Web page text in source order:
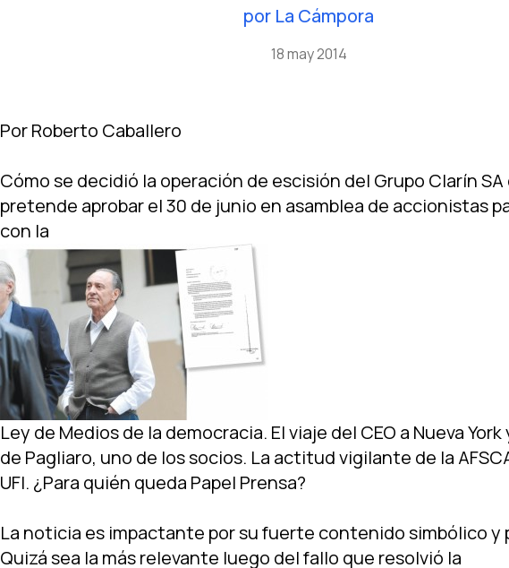
por La Cámpora
18 may 2014
Por Roberto Caballero
Cómo se decidió la operación de escisión del Grupo Clarí­n SA
pretende aprobar el 30 de junio en asamblea de accionistas
con la
Ley de Medios de la democracia. El viaje del CEO a Nueva York y la congoja de Pagliaro, uno de los socios. La actitud vigilante de la AFSCA, la CNV y la UFI. ¿Para quién queda Papel Prensa? La noticia es impactante por su fuerte contenido simbólico y práctico. Quizá sea la más relevante luego del fallo que resolvió la constitucionalidad plena de la Ley de Servicios de Comunicación Audiovisual (LSCA). "Magnetto y Herrera de Noble se van de Clarí­n para adecuarse a la Ley de Medios", tituló Tiempo Argentino. "El Grupo Clarí­n presentó su propuesta de nuevos accionistas", dijo Clarí­n. "El Grupo Clarí­n quedó dividido en dos partes con socios diferentes", publicó La Nación; y Página/12 decidió titular: "Los nombres de la división de Clarí­n". En sí­ntesis, con su informe a la Comisión Nacional de Valores (CNV) presentado el miércoles 14 de mayo y su notificación a la AFSCA dos dí­as más tarde, los accionistas del Grupo Clarí­n S.A., cotizante en las bolsas de Buenos Aires y Londres, iniciaron formalmente el proceso comercial y legal para subdividirse y desprenderse de todos sus excesos frente a la ley que combatieron ferozmente durante cinco años. La concentración empresarial en materia de comunicación entró en su fin de ciclo; y con él, su máximo exponente, el hacedor de un modelo de negocios que empieza a conjugarse como tiempo pasado, Héctor Magnetto. La nueva ley democrática, que cumple con todos los requisitos exigidos por el sistema interamericano de DD HH en materia de libertad de expresión y derecho a la comunicación, ya no le permite mantener su oligopolio. Las interpretaciones pueden ser dispares, más cautas o más optimistas, con perspectivas más legalistas o exclusivamente polí­ticas, pero sin dudas el paso que dio el Grupo Clarí­n S.A. y se conoció este viernes va en un sólo sentido: la adecuación a la LSCA dispuesta por sus accionistas directos e indirectos, escenario que se abrió con un viaje de Magnetto y Lucio Pagliaro a Nueva York, el 21 de abril, para presentarse ante un notario público estadounidense, prueba del grado de extranjerización de los '90 que todaví­a rige el mercado local de la comunicación. De las 30 páginas del documento que entregó Marí­a de los Milagros Páez, la apoderada del holding, lo que surge como novedad inmediata es que el oligopolio decidió aplacar la visceralidad de sus escritos previos. Hay un lenguaje frío, técnico, de negocios, que parece haber enterrado el diccionario bélico que habí­a usado hasta ahora. La capitulación verborrágica puede también advertirse en la crónica sin firma de Clarí­n de ayer sobre la noticia: "El Grupo propuso que los cuatro accionistas controlantes se dividan en dos empresas principales, que serán continuadoras de Cablevisión y de los medios periodí­sticos del grupo. En tanto que otras cuatro unidades se venderán a terceros, dentro del plan de adecuación a la ley de medios". Ya no es "Ley de medios K", ni de "control de medios", ni "ley mordaza", ahora es "ley de medios", a secas. Hay un notorio avance pretendidamente democrático en la prosa. El periodista de La Nación José Crettaz, implacable crí­tico de la LSCA, en su nota de ayer también introdujo este ánimo pacificador como si de golpe se le hubiera elevado la cuota de "Francisco en sangre": "Los cuatro socios controlantes del Grupo Clarí­n decidieron dividir en dos la empresa para cumplir con las disposiciones de la ley de medios (ˮ¦) Aprobada en 2009 y declarada plenamente constitucional por la Corte Suprema en octubre de 2013 establece múltiples topes a la cantidad de licencias de TV por cable en compatibilidades cruzadas entre la propiedad de distintos tipos de medios que hicieron completamente ilegal la actual configuración del grupo empresario". ¿La Nación tratando de "ilegal" a su socio en Papel Prensa, si no se adecúa? Leer para creer. Claro que no todas son rosas. También puede leerse: "La propuesta de escisión, que ya está en manos de la CNV, desconcertó a la Autoridad de Servicios de Comunicación Audiovisual (AFSCA), que hasta último momento especuló con que el grupo presentarí­a como nuevos titulares a los herederos de los actuales accionistas, una versión que hizo circular públicamente el socio minoritario del Grupo Clarí­n en Cablevisión, David Martí­nez". El que especuló con esa posibilidad, primero que nadie, fue Jorge Fontevecchia, CEO del Grupo Perfil, a través de su bisemanario; y no el AFSCA, que conduce Martí­n Sabbatella. Es raro que se hable de desconcierto del órgano de aplicación de la ley, cuando Este tendrá la última palabra sobre el proceso de adecuación que todo indica comenzó este viernes. Aún se desconoce a manos de quiénes irán las otras cuatro unidades de negocios, que Clarí­n tiene que poner a la venta a terceros. Todo, finalmente, será analizado por los equipos técnicos y jurí­dicos de la AFSCA y la CNV. Según el material que presentó el Grupo Clarí­n S.A., integrado por los accionistas ELHN Grupo Clarí­n New York Trust, HHM Grupo Clarí­n New York Trust, LRP Grupo Clarí­n New York Trust, José Antonio Aranda, Aranlú S.A., GS Unidos LLC, Ralph Booth II, el holding se va a dividir en dos grandes unidades de negocios. La Unidad 1, que queda para los socios José Aranda y Lucio Pagliaro (a los efectos legales, Aranlú S.A., LRP Grupo Clarí­n New York Trust), e integra a Artear (Canal 13), Canal 12 de Córdoba, Canal 6 de Bariloche, la señal de noticias TN y Radio Mitre de Buenos Aires, Córdoba y Mendoza, más las 24 licencias locales de TV por cable de la actual Cablevisión, y aunque no está regulado por la LCSA, con el diario Clarí­n, con el 49% de Papel Prensa, con el 55% de Polka, con el 100% de CIMECO (diario Los Andes y La Voz del interior), el 100% de AGR, Tinta Fresca, Librerí­a Cúspide y el 50% de Impripost, en sociedad con Techint, entre muchas otras empresas. Y la Unidad 2, que queda en poder de Héctor Magnetto y Ernestina Herrera de Noble (sus firmas legales son HHM y ELHN New York Trust), que nuclea al cableoperador Cablevisión, más otras 24 licencias de cable, además de la declarada ilegal por la famosa resolución 100 Fibertel, tampoco contemplada en la LSCA. En teorí­a, Aranda y Pagliaro administrarán las empresas que representan el mayor capital simbólico del grupo (Canal 13, TN, Clarí­n, Radio Mitre, La Voz del Interior de Córdoba, Los Andes de Mendoza, entre otros) y Ernestina de Noble y Magnetto ˮ“en sociedad con Fintech, de Martí­nezˮ“ se refugian en la cableoperadora y sucedáneos que generaban el 70% de la facturación de todo el grupo hasta ahora. De hecho, en medio de la crisis económica tan fogoneada por sus medios y licencias, los accionistas le informaron a la CNV que antes del 28 de mayo y antes de la escisión se van a repartir dividendos por 80 millones de pesos producto del ejercicio 2013. Mucha plata para un grupo que se dijo "jaqueado" por el gobierno, que se queja en la misma presentación por "la baja valoración del Grupo Clarí­n debido al deterioro valuatorio de las empresas argentinas en general y las contingencias y trabas regulatorias y judiciales que afectan a los negocios de la sociedad en particular". Quedan pendientes cuatro unidades que tendrán nuevos dueños sin ví­nculos legales entre ellos, ni con los viejos accionistas, según la ley. La Unidad 3: con un porcentaje de Cablevisión que incluye 18 licencias de TV por cable y una licencia de TV por suscripción con uso de espectro. La Unidad 4: son señales de cable, entre ellas, TyC Sports, TyC Max, El Trece Satelital, Magazine, Volver, Quiero Música, Canal Rural y Metro. La Unidad 5: son radios del interior, FM 99,5 de Tucumán, FM 92,1 de Bariloche, FM 93,3 de Santa Fe y FM 96,5 de Bahí­a Blanca. Y, por último, la Unidad 6: es TV abierta del interior, entre ellas, LU 81 TV Canal 7 de Bahí­a Blanca y LV 83 TV Canal 9 de Mendoza. El pedido a la CNV para que acepte la escisión conlleva un plazo para la venta de estas cuatro unidades, que es setiembre próximo. En el caso de Martí­nez ˮ“dueño del 40% de Cablevisiónˮ“, no podrí­a venderle su parte a Noble y Magnetto. Circuló la versión de la llegada de una oferta desde Televisa, si es que finalmente es aprobado su ingreso a Telecom. Aclara la apoderada de Clarí­n: "La conclusión exitosa de la adecuación a la Ley de Servicios de Comunicación Audiovisual conforme al Plan